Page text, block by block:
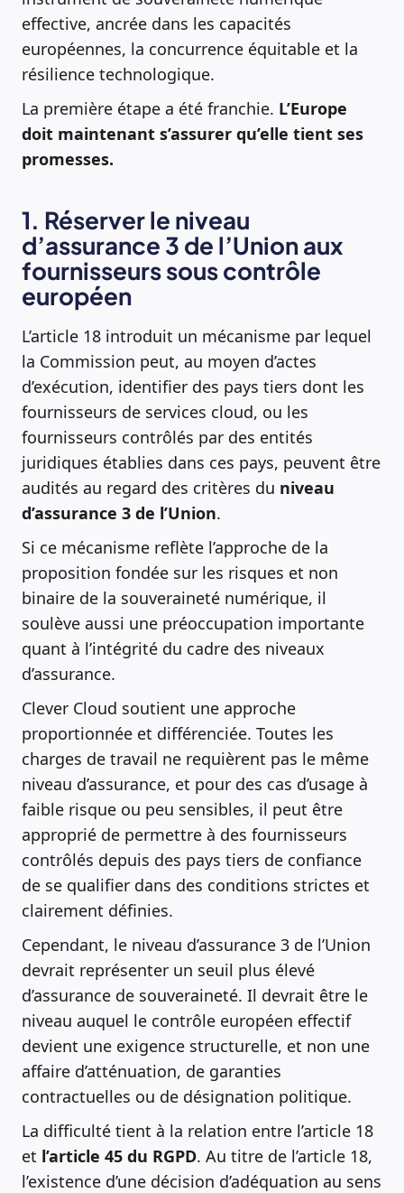
effective, ancrée dans les capacités
européennes, la concurrence équitable et la
résilience technologique.
La première étape a été franchie. L’Europe
doit maintenant s’assurer qu’elle tient ses
promesses.
1. Réserver le niveau
d’assurance 3 de l’Union aux
fournisseurs sous contrôle
européen
L’article 18 introduit un mécanisme par lequel
la Commission peut, au moyen d’actes
d’exécution, identifier des pays tiers dont les
fournisseurs de services cloud, ou les
fournisseurs contrôlés par des entités
juridiques établies dans ces pays, peuvent être
audités au regard des critères du niveau
d’assurance 3 de l’Union.
Si ce mécanisme reflète l’approche de la
proposition fondée sur les risques et non
binaire de la souveraineté numérique, il
soulève aussi une préoccupation importante
quant à l’intégrité du cadre des niveaux
d’assurance.
Clever Cloud soutient une approche
proportionnée et différenciée. Toutes les
charges de travail ne requièrent pas le même
niveau d’assurance, et pour des cas d’usage à
faible risque ou peu sensibles, il peut être
approprié de permettre à des fournisseurs
contrôlés depuis des pays tiers de confiance
de se qualifier dans des conditions strictes et
clairement définies.
Cependant, le niveau d’assurance 3 de l’Union
devrait représenter un seuil plus élevé
d’assurance de souveraineté. Il devrait être le
niveau auquel le contrôle européen effectif
devient une exigence structurelle, et non une
affaire d’atténuation, de garanties
contractuelles ou de désignation politique.
La difficulté tient à la relation entre l’article 18
et l’article 45 du RGPD. Au titre de l’article 18,
l’existence d’une décision d’adéquation au sens